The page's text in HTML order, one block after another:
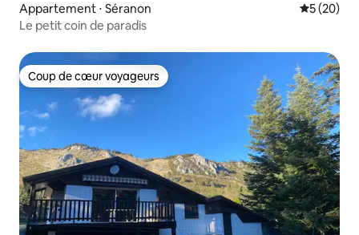
Appartement ⋅ Séranon
5 (20)
Le petit coin de paradis
Coup de cœur voyageurs
Coup de cœur voyageurs